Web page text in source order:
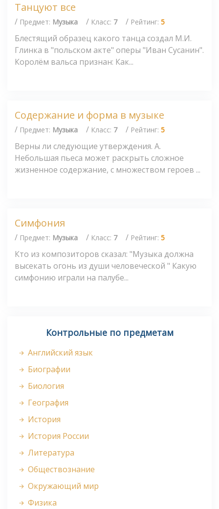
Танцуют все
/ Предмет: Музыка / Класс: 7 / Рейтинг: 5
Блестящий образец какого танца создал М.И.
Глинка в "польском акте" оперы "Иван Сусанин".
Королём вальса признан: Как...
Содержание и форма в музыке
/ Предмет: Музыка / Класс: 7 / Рейтинг: 5
Верны ли следующие утверждения. А.
Небольшая пьеса может раскрыть сложное
жизненное содержание, с множеством героев ...
Симфония
/ Предмет: Музыка / Класс: 7 / Рейтинг: 5
Кто из композиторов сказал: "Музыка должна
высекать огонь из души человеческой " Какую
симфонию играли на палубе...
Контрольные по предметам
Английский язык
Биографии
Биология
География
История
История России
Литература
Обществознание
Окружающий мир
Физика